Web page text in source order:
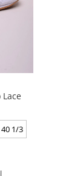
40 1/3